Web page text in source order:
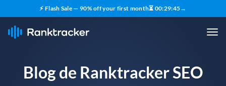
⚡ Flash Sale — 90% off your first month⏳ 00:29:43→
Blog de Ranktracker SEO